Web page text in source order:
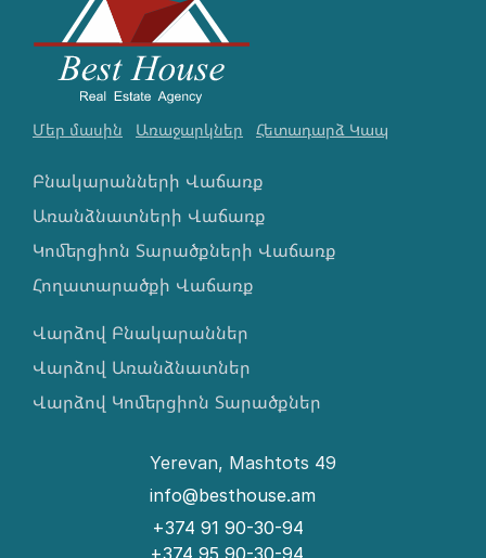
Մեր մասին Առաջարկներ Հետադարձ Կապ
Բնակարանների Վաճառք
Առանձնատների Վաճառք
Կոմերցիոն Տարածքների Վաճառք
Հողատարածքի Վաճառք
Վարձով Բնակարաններ
Վարձով Առանձնատներ
Վարձով Կոմերցիոն Տարածքներ
Yerevan, Mashtots 49
info@besthouse.am
+374 91 90-30-94